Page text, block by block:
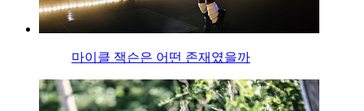
마이클 잭슨은 어떤 존재였을까